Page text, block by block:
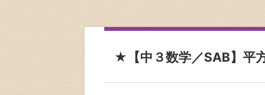
★【中３数学／SAB】平